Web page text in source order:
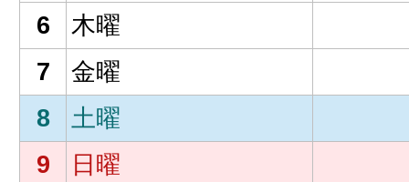
6
木曜
7
金曜
8
土曜
9
日曜